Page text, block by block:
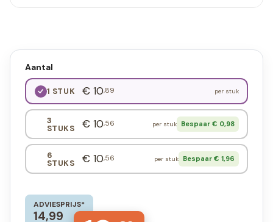
Aantal
1 STUK € 10,89 per stuk
3
STUKS € 10,56 per stuk Bespaar € 0,98
6
STUKS € 10,56 per stuk Bespaar € 1,96
ADVIESPRIJS*
14,99